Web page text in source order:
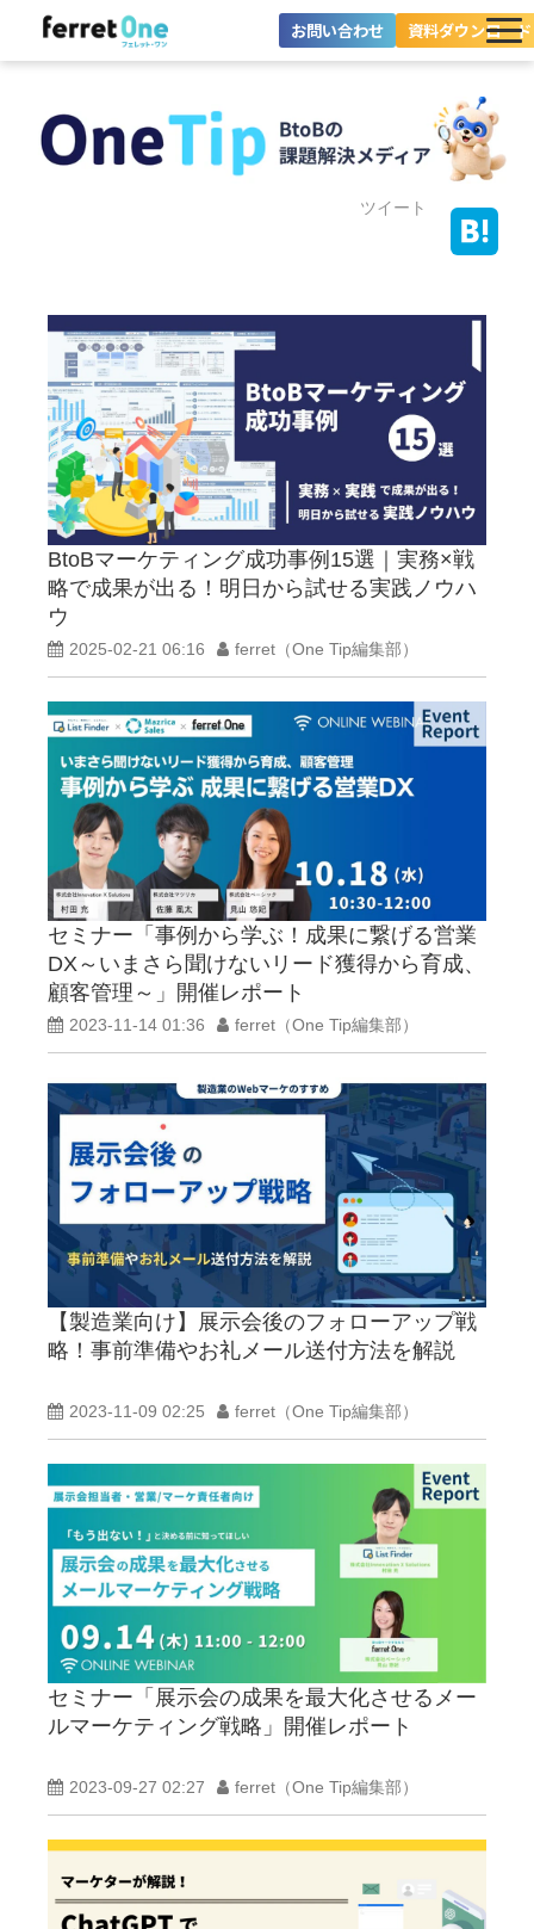
お問い合わせ 資料ダウンロード
ツール・機能一覧
料金プラン
セミナー
お役立ち情報
ツイート
BtoBマーケティング成功事例15選｜実務×戦
略で成果が出る！明日から試せる実践ノウハ
ウ
2025-02-21 06:16 ferret（One Tip編集部）
セミナー「事例から学ぶ！成果に繋げる営業
DX～いまさら聞けないリード獲得から育成、
顧客管理～」開催レポート
2023-11-14 01:36 ferret（One Tip編集部）
【製造業向け】展示会後のフォローアップ戦
略！事前準備やお礼メール送付方法を解説
2023-11-09 02:25 ferret（One Tip編集部）
セミナー「展示会の成果を最大化させるメー
ルマーケティング戦略」開催レポート
2023-09-27 02:27 ferret（One Tip編集部）